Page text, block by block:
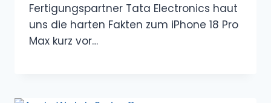
Fertigungspartner Tata Electronics haut
uns die harten Fakten zum iPhone 18 Pro
Max kurz vor…